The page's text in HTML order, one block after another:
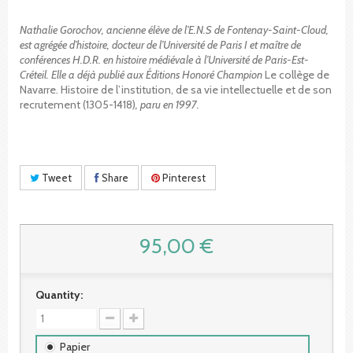
Nathalie Gorochov, ancienne élève de l’E.N.S de Fontenay-Saint-Cloud,
est agrégée d’histoire, docteur de l’Université de Paris I et maître de
conférences H.D.R. en histoire médiévale à l’Université de Paris-Est-
Créteil. Elle a déjà publié aux Éditions Honoré ChampionLe collège de
Navarre. Histoire de l’institution, de sa vie intellectuelle et de son
recrutement (1305-1418), paru en 1997.
Tweet Share Pinterest
95,00 €
Quantity:
Papier